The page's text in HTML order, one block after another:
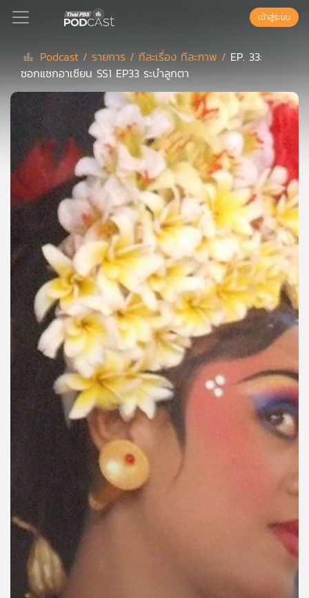
Podcast
สต์
แนะนำ
ย์
บทความ
เกี่ยว
เข้าสู่ระบบ
Podcast / รายการ / ทีละเรื่อง ทีละภาพ / EP. 33:
ซอกแซกอาเซียน SS1 EP33 ระบำลูกตา